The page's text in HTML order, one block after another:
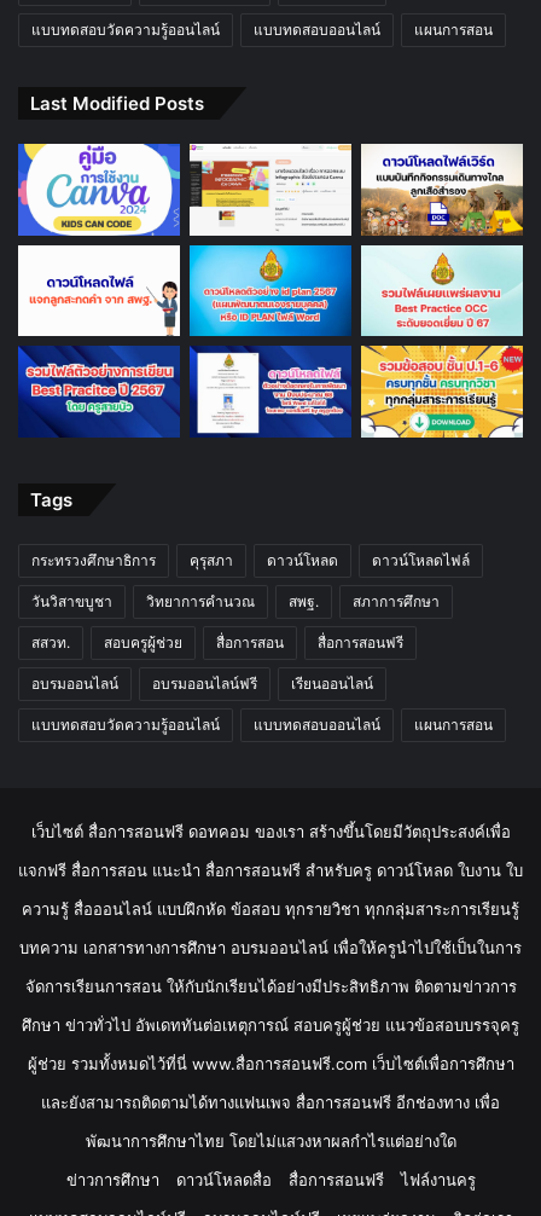
แบบทดสอบวัดความรู้ออนไลน์ แบบทดสอบออนไลน์ แผนการสอน
Last Modified Posts
Tags
กระทรวงศึกษาธิการ คุรุสภา ดาวน์โหลด ดาวน์โหลดไฟล์
วันวิสาขบูชา วิทยาการคำนวณ สพฐ. สภาการศึกษา
สสวท. สอบครูผู้ช่วย สื่อการสอน สื่อการสอนฟรี
อบรมออนไลน์ อบรมออนไลน์ฟรี เรียนออนไลน์
แบบทดสอบวัดความรู้ออนไลน์ แบบทดสอบออนไลน์ แผนการสอน
เว็บไซต์ สื่อการสอนฟรี ดอทคอม ของเรา สร้างขึ้นโดยมีวัตถุประสงค์เพื่อ
แจกฟรี สื่อการสอน แนะนำ สื่อการสอนฟรี สำหรับครู ดาวน์โหลด ใบงาน ใบ
ความรู้ สื่อออนไลน์ แบบฝึกหัด ข้อสอบ ทุกรายวิชา ทุกกลุ่มสาระการเรียนรู้
บทความ เอกสารทางการศึกษา อบรมออนไลน์ เพื่อให้ครูนำไปใช้เป็นในการ
จัดการเรียนการสอน ให้กับนักเรียนได้อย่างมีประสิทธิภาพ ติดตามข่าวการ
ศึกษา ข่าวทั่วไป อัพเดททันต่อเหตุการณ์ สอบครูผู้ช่วย แนวข้อสอบบรรจุครู
ผู้ช่วย รวมทั้งหมดไว้ที่นี่ www.สื่อการสอนฟรี.com เว็บไซต์เพื่อการศึกษา
และยังสามารถติดตามได้ทางแฟนเพจ สื่อการสอนฟรี อีกช่องทาง เพื่อ
พัฒนาการศึกษาไทย โดยไม่แสวงหาผลกำไรแต่อย่างใด
ข่าวการศึกษา
ดาวน์โหลดสื่อ สื่อการสอนฟรี
ไฟล์งานครู